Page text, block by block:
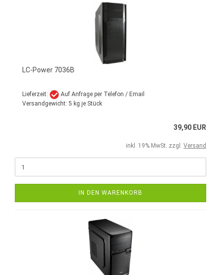
LC-Power 7036B
Lieferzeit:
Auf Anfrage per Telefon / Email
Versandgewicht: 5 kg je Stück
39,90 EUR
inkl. 19% MwSt. zzgl. Versand
IN DEN WARENKORB